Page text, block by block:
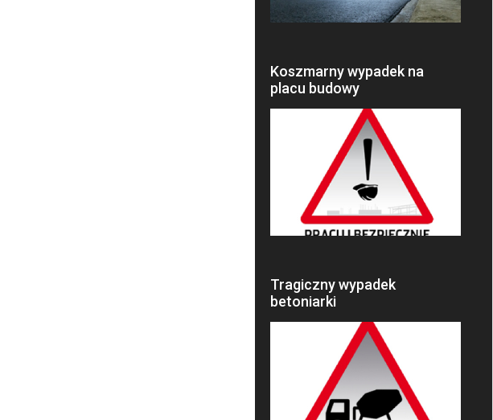
Koszmarny wypadek na
placu budowy
Tragiczny wypadek
betoniarki